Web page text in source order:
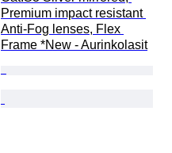
Premium impact resistant
Anti-Fog lenses, Flex
Frame *New - Aurinkolasit